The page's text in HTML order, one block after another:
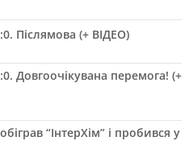
Післямова (+ ВІДЕО)
Довгоочікувана перемога! (+
“ІнтерХім” і пробився у